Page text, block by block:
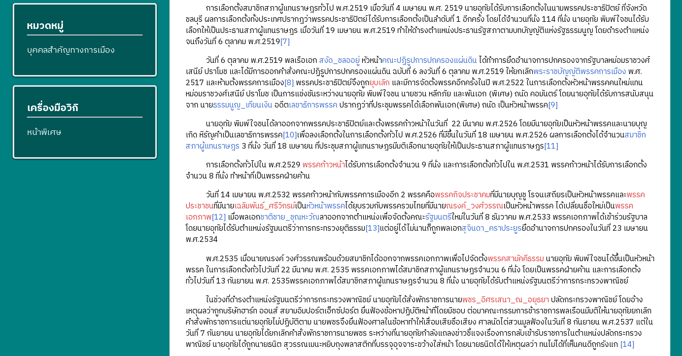
การเลือกตั้งสมาชิกสภาผู้แทนราษฎรทั่วไป พ.ศ.2519 เมื่อวันที่ 4 เมษายน พ.ศ. 2519 นายอุทัยได้รับการเลือกตั้งในนามพรรคประชาธิปัตย์ ที่จังหวัด
ชลบุรี ผลการเลือกตั้งทั้งประเทศปรากฎว่าพรรคประชาธิปัตย์ได้รับการเลือกตั้งเป็นลำดับที่ 1 อีกครั้ง โดยได้จำนวนที่นั่ง 114 ที่นั่ง นายอุทัย พิมพ์ใจชนได้รับ
เลือกให้เป็นประธานสภาผู้แทนราษฎร เมื่อวันที่ 19 เมษายน พ.ศ.2519 ทำให้ดำรงตำแหน่งประธานรัฐสภาตามบทบัญญัติแห่งรัฐธรรมนูญ โดยดำรงตำแหน่ง
จนถึงวันที่ 6 ตุลาคม พ.ศ.2519[7]
วันที่ 6 ตุลาคม พ.ศ.2519 พลเรือเอก สงัด_ชลออยู่ หัวหน้าคณะปฏิรูปการปกครองแผ่นดินได้ทำการยึดอำนาจการปกครองจากรัฐบาลหม่อมราชวงศ์
เสนีย์ ปราโมช และได้มีการออกคำสั่งคณะปฏิรูปการปกครองแผ่นดิน ฉบับที่ 6 ลงวันที่ 6 ตุลาคม พ.ศ.2519 ให้ยกเลิกพระราชบัญญัติพรรคการเมือง พ.ศ.
2517 และห้ามตั้งพรรคการเมือง[8] พรรคประชาธิปัตย์จึงถูกยุบเลิก และมีการจัดตั้งพรรคอีกครั้งในปี พ.ศ.2522 ในการเลือกตั้งหัวหน้าพรรคคนใหม่แทน
หม่อมราชวงศ์เสนีย์ ปราโมช เป็นการแข่งขันระหว่างนายอุทัย พิมพ์ใจชน นายชวน หลีกภัย และพันเอก (พิเศษ) ถนัด คอมันตร์ โดยนายอุทัยได้รับการสนับสนุน
จาก นายธรรมนูญ_เทียนเงินอดีตเลขาธิการพรรค ปรากฏว่าที่ประชุมพรรคได้เลือกพันเอก(พิเศษ) ถนัด เป็นหัวหน้าพรรค[9]
นายอุทัย พิมพ์ใจชนได้ลาออกจากพรรคประชาธิปัตย์และตั้งพรรคก้าวหน้าในวันที่ 22 มีนาคม พ.ศ.2526 โดยมีนายอุทัยเป็นหัวหน้าพรรคและนายบุญ
เกิด หิรัญคำเป็นเลขาธิการพรรค[10]เพื่อลงเลือกตั้งในการเลือกตั้งทั่วไป พ.ศ.2526 ที่มีขึ้นในวันที่ 18 เมษายน พ.ศ.2526 ผลการเลือกตั้งได้จำนวนสมาชิก
สภาผู้แทนราษฎร 3 ที่นั่ง วันที่ 18 เมษายน ที่ประชุมสภาผู้แทนราษฎรมีมติเลือกนายอุทัยให้เป็นประธานสภาผู้แทนราษฎร[11]
การเลือกตั้งทั่วไปใน พ.ศ.2529 พรรคก้าวหน้าได้รับการเลือกตั้งจำนวน 9 ที่นั่ง และการเลือกตั้งทั่วไปใน พ.ศ.2531 พรรคก้าวหน้าได้รับการเลือกตั้ง
จำนวน 8 ที่นั่ง ทำหน้าที่เป็นพรรคฝ่ายค้าน
วันที่ 14 เมษายน พ.ศ.2532 พรรคก้าวหน้ากับพรรคการเมืองอีก 2 พรรคคือพรรคกิจประชาคมที่มีนายบุญชู โรจนเสถียรเป็นหัวหน้าพรรคและพรรค
ประชาชนที่มีนายเฉลิมพันธ์_ศรีวิกรม์เป็นหัวหน้าพรรคได้ยุบรวมกับพรรครวมไทยที่มีนายณรงค์_วงศ์วรรณเป็นหัวหน้าพรรค ได้เปลี่ยนชื่อใหม่เป็นพรรค
เอกภาพ[12] เมื่อพลเอกชาติชาย_ชุณหะวัณลาออกจากตำแหน่งเพื่อจัดตั้งคณะรัฐมนตรีใหม่ในวันที่ 8 ธันวาคม พ.ศ.2533 พรรคเอกภาพได้เข้าร่วมรัฐบาล
โดยนายอุทัยได้รับตำแหน่งรัฐมนตรีว่าการกระทรวงยุติธรรม[13]แต่อยู่ได้ไม่นานก็ถูกพลเอกสุจินดา_คราประยูรยึดอำนาจการปกครองในวันที่ 23 เมษายน
พ.ศ.2534
พ.ศ.2535 เมื่อนายณรงค์ วงศ์วรรณพร้อมด้วยสมาชิกได้ออกจากพรรคเอกภาพเพื่อไปจัดตั้งพรรคสามัคคีธรรม นายอุทัย พิมพ์ใจชนได้ขึ้นเป็นหัวหน้า
พรรค ในการเลือกตั้งทั่วไปวันที่ 22 มีนาคม พ.ศ. 2535 พรรคเอกภาพได้สมาชิกสภาผู้แทนราษฎรจำนวน 6 ที่นั่ง โดยเป็นพรรคฝ่ายค้าน และการเลือกตั้ง
ทั่วไปวันที่ 13 กันยายน พ.ศ. 2535พรรคเอกภาพได้สมาชิกสภาผู้แทนราษฎรจำนวน 8 ที่นั่ง นายอุทัยได้รับตำแหน่งรัฐมนตรีว่าการกระทรวงพาณิชย์
ในช่วงที่ดำรงตำแหน่งรัฐมนตรีว่าการกระทรวงพาณิชย์ นายอุทัยได้สั่งพักราชการนายพชร_อิศรเสนา_ณ_อยุธยา ปลัดกระทรวงพาณิชย์ โดยอ้าง
เหตุผลว่าถูกบริษัทฮาร์ท ออนส์ สยามอิมปอร์ตเอ็กซ์ปอร์ต ยื่นฟ้องข้อหาปฏิบัติหน้าที่โดยมิชอบ ต่อมาคณะกรรมการข้าราชการพลเรือนมีมติให้นายอุทัยยกเลิก
คำสั่งพักราชการแต่นายอุทัยไม่ปฏิบัติตาม นายพชรจึงยื่นฟ้องศาลในข้อหาทำให้เสื่อมเสียชื่อเสียง ศาลนัดไต่สวนมูลฟ้องในวันที่ 8 กันยายน พ.ศ.2537 แต่ใน
วันที่ 7 กันยายน นายอุทัยได้ยกเลิกคำสั่งพักราชการนายพชร ระหว่างที่นายอุทัยกำลังแถลงข่าวชี้แจงเรื่องการกลับเข้ารับราชการในตำแหน่งปลัดกระทรวง
พาณิชย์ นายอุทัยได้ถูกนายธนิต สุวรรณเมนะหยิบถุงพลาสติกที่บรรจุอุจจาระขว้างใส่หน้า โดยนายธนิตได้ให้เหตุผลว่า ทนไม่ได้ที่เห็นคนดีถูกรังแก [14]
หมวดหมู่
บุคคลสำคัญทางการเมือง
เครื่องมือวิกิ
หน้าพิเศษ